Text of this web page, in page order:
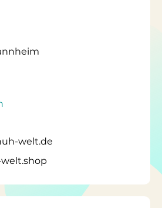
welt.de